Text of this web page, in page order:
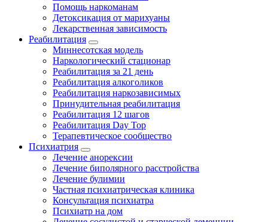
Помощь наркоманам
Детоксикация от марихуаны
Лекарственная зависимость
Реабилитация
Миннесотская модель
Наркологический стационар
Реабилитация за 21 день
Реабилитация алкоголиков
Реабилитация наркозависимых
Принудительная реабилитация
Реабилитация 12 шагов
Реабилитация Day Top
Терапевтическое сообщество
Психиатрия
Лечение анорексии
Лечение биполярного расстройства
Лечение булимии
Частная психиатрическая клиника
Консультация психиатра
Психиатр на дом